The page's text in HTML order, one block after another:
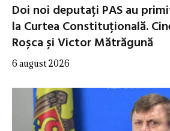
Doi noi deputați PAS au
la Curtea Constituțională.
Roșca și Victor Mătrăgună
6 august 2026